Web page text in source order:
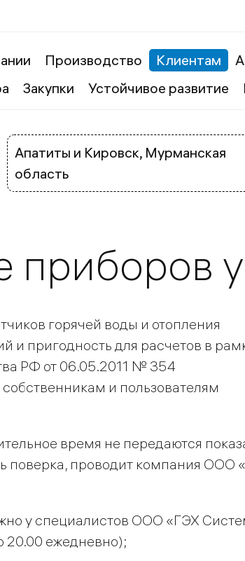
Производство Клиентам
Закупки Устойчивое развитие
Апатиты и Кировск, Мурманская
область
приборов
горячей воды и отопления
и пригодность для расчетов в
РФ от 06.05.2011 № 354
и пользователям
время не передаются
поверка, проводит компания ООО
у специалистов ООО «ГЭХ
20.00 ежедневно);